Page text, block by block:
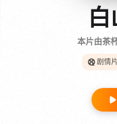
本片由茶
剧情片